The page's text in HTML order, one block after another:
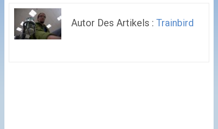
Autor Des Artikels :Trainbird